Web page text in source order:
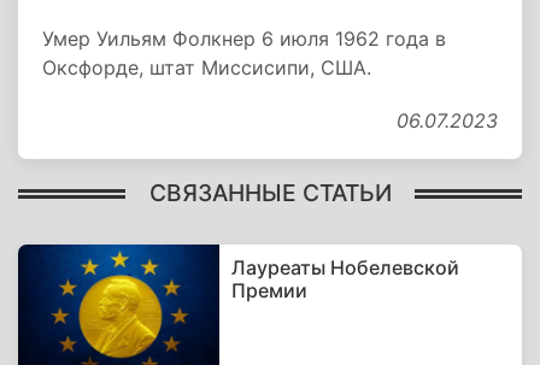
Умер Уильям Фолкнер 6 июля 1962 года в
Оксфорде, штат Миссисипи, США.
06.07.2023
СВЯЗАННЫЕ СТАТЬИ
Лауреаты Нобелевской
Премии